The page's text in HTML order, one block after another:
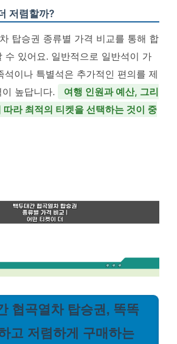
저렴할까?
탑승권 종류별 가격 비교를 통해 합
수 있어요. 일반적으로 일반석이 가
석이나 특별석은 추가적인 편의를 제
높답니다.
여행 인원과 예산, 그리
따라 최적의 티켓을 선택하는 것이 중
협곡열차 탑승권, 똑똑
고 저렴하게 구매하는